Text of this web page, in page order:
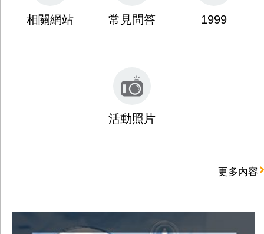
相關網站 常見問答 1999
活動照片
更多內容